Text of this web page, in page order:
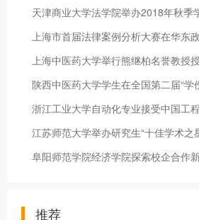
上海市首届法律案例分析大赛在华东
江苏师范大学举办研究生“十佳学术之
阜阳师范学院经济学院探索校企合作
推荐